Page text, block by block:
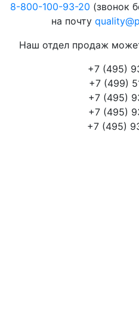
8-800-100-93-20 (звонок
на почту
Наш отдел продаж
+7 (495)
+7 (499)
+7 (495)
+7 (495)
+7 (495)